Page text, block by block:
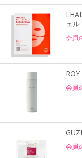
ェル
会員
会員
会員